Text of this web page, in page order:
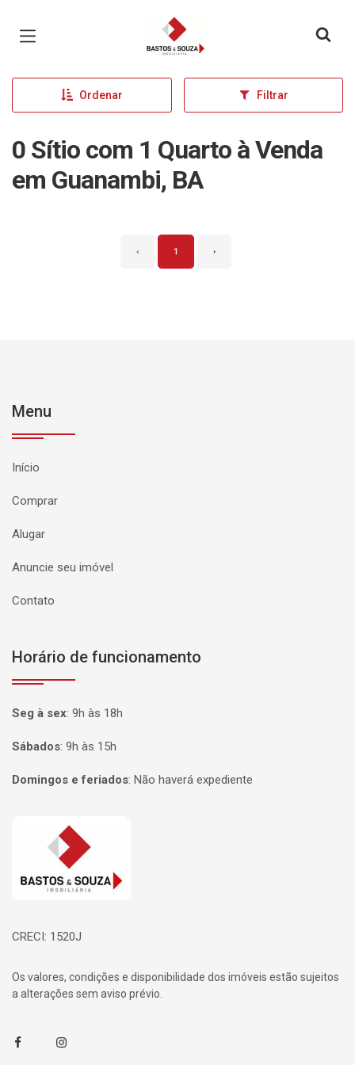
Página inicial
Ordenar Filtrar
0 Sítio com 1 Quarto à Venda
em Guanambi, BA
‹ 1 ›
Menu
Início
Comprar
Alugar
Anuncie seu imóvel
Contato
Horário de funcionamento
Seg à sex: 9h às 18h
Sábados: 9h às 15h
Domingos e feriados: Não haverá expediente
Página inicial
CRECI: 1520J
Os valores, condições e disponibilidade dos imóveis estão sujeitos
a alterações sem aviso prévio.
FacebookInstagram